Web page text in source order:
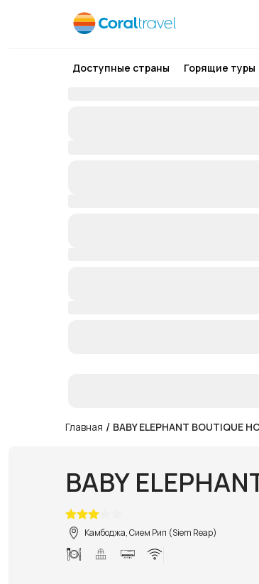
Доступные страны Горящие туры
Главная / BABY ELEPHANT BOUTIQUE
BABY
Камбоджа, Сием Рип (Siem Reap)